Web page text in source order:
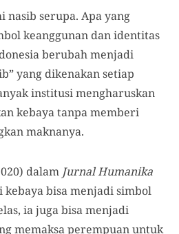
nasib serupa. Apa yang
keanggunan dan identitas
berubah menjadi
yang dikenakan setiap
institusi mengharuskan
kebaya tanpa memberi
maknanya.
dalam Jurnal Humanika
kebaya bisa menjadi simbol
ia juga bisa menjadi
memaksa perempuan untuk